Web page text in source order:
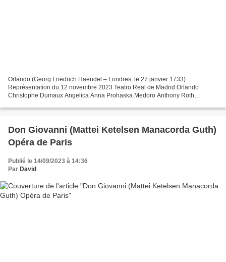
Orlando (Georg Friedrich Haendel – Londres, le 27 janvier 1733)
Représentation du 12 novembre 2023 Teatro Real de Madrid Orlando
Christophe Dumaux Angelica Anna Prohaska Medoro Anthony Roth
Don Giovanni (Mattei Ketelsen Manacorda Guth)
Opéra de Paris
Publié le 14/09/2023 à 14:36
Par David